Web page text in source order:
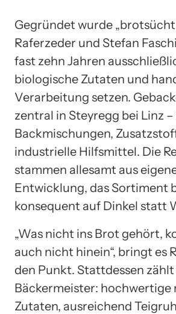
Gegründet wurde
Raferzeder und Stefan
fast zehn Jahren
biologische Zutaten und
Verarbeitung setzen.
zentral in Steyregg bei Linz
Backmischungen,
industrielle Hilfsmittel. Die
stammen allesamt aus
Entwicklung, das Sortiment
konsequent auf Dinkel statt
„Was nicht ins Brot gehört,
auch nicht hinein“, bringt es
den Punkt. Stattdessen
Bäckermeister: hochwertige
Zutaten, ausreichend